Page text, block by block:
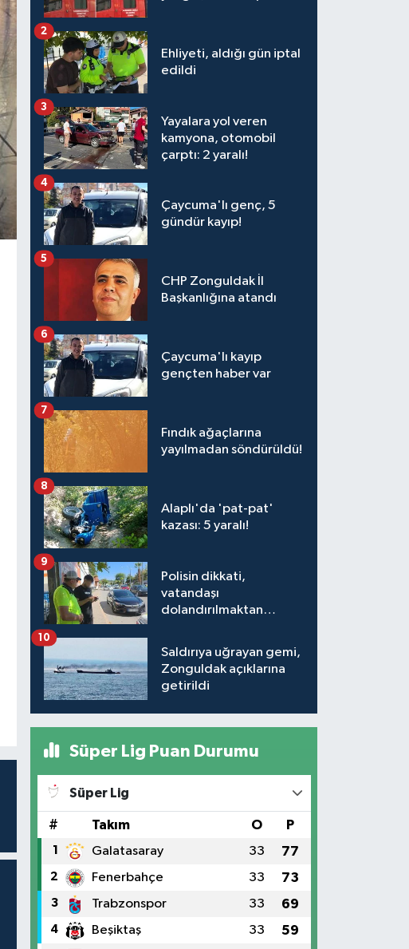
Ehliyeti, aldığı gün iptal
edildi
2
Yayalara yol veren
kamyona, otomobil
çarptı: 2 yaralı!
3
Çaycuma'lı genç, 5
gündür kayıp!
4
CHP Zonguldak İl
Başkanlığına atandı
5
Çaycuma'lı kayıp
gençten haber var
6
Fındık ağaçlarına
yayılmadan söndürüldü!
7
Alaplı'da 'pat-pat'
kazası: 5 yaralı!
8
Polisin dikkati,
vatandaşı
dolandırılmaktan
9
Saldırıya uğrayan gemi,
Zonguldak açıklarına
getirildi
10
Süper Lig Puan Durumu
Süper Lig
# Takım O P
1 Galatasaray 33 77
2 Fenerbahçe 33 73
3 Trabzonspor 33 69
4 Beşiktaş 33 59